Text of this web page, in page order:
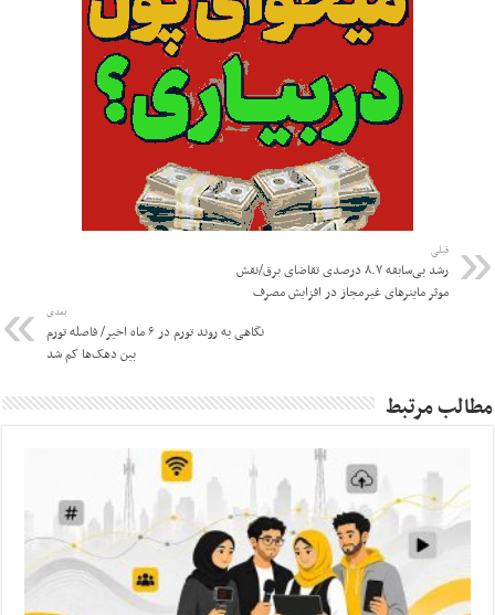
قبلی
رشد بی‌سابقه ۸.۷ درصدی تقاضای برق/نقش
موثر ماینرهای غیرمجاز در افزایش مصرف
بعدی
نگاهی به روند تورم در ۶ ماه اخیر/ فاصله تورم
بین دهک‌ها کم شد
مطالب مرتبط